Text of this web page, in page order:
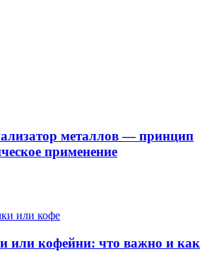
металлов — принцип
применение
или кофейни: что важно и как